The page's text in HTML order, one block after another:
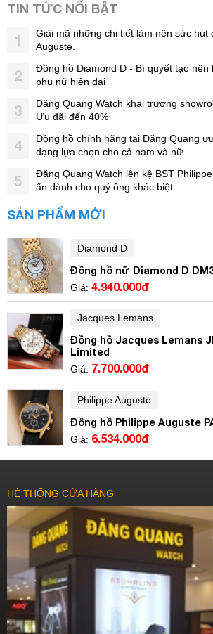
TIN TỨC NỔI BẬT
1
Giải mã những chi tiết làm nên sức hút
Auguste.
2
Đồng hồ Diamond D - Bí quyết tạo
phụ nữ hiện đại
3
Đăng Quang Watch khai trương
Ưu đãi đến 40%
4
Đồng hồ chính hãng tại Đăng Quang
dạng lựa chọn cho cả nam và nữ
5
Đăng Quang Watch lên kệ BST
ấn dành cho quý ông khác biệt
SẢN PHẨM MỚI
Diamond D
Đồng hồ nữ Diamond D
Giá: 4.940.000đ
Jacques Lemans
Đồng hồ Jacques Lemans
Limited
Giá: 7.700.000đ
Philippe Auguste
Đồng hồ Philippe Auguste
Giá: 6.534.000đ
HỆ THỐNG CỬA HÀNG